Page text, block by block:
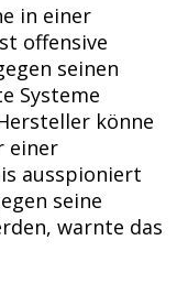
in einer
offensive
seinen
Systeme
könne
einer
ausspioniert
seine
warnte das